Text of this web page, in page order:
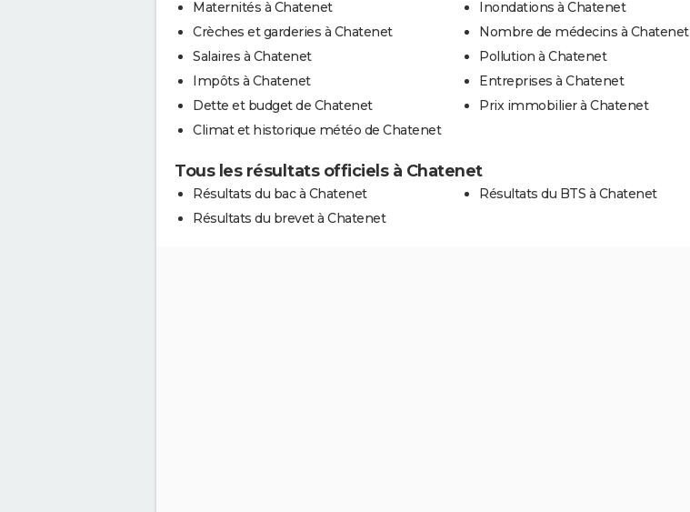
Maternités à Chatenet
Crèches et garderies à Chatenet
Salaires à Chatenet
Impôts à Chatenet
Dette et budget de Chatenet
Climat et historique météo de Chatenet
Inondations à Chatenet
Nombre de médecins à Chatenet
Pollution à Chatenet
Entreprises à Chatenet
Prix immobilier à Chatenet
Tous les résultats officiels à Chatenet
Résultats du bac à Chatenet
Résultats du brevet à Chatenet
Résultats du BTS à Chatenet